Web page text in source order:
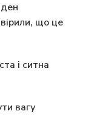
що це
і ситна
вагу